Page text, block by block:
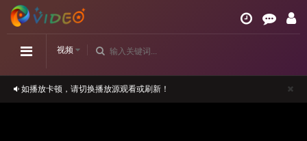
视频
如播放卡顿，请切换播放源观看或刷新！